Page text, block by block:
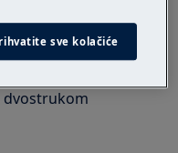
dvostrukom
sve kolačiće